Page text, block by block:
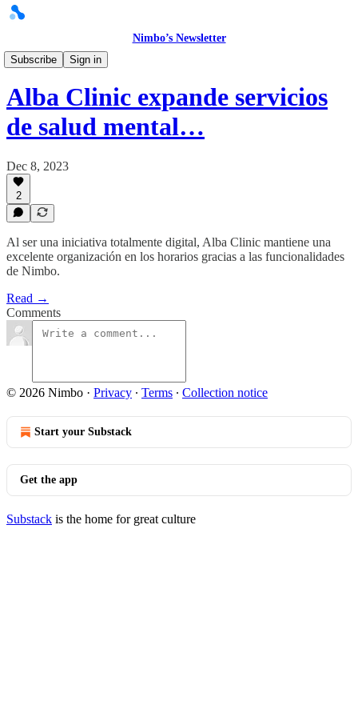
Nimbo’s Newsletter
Subscribe
Sign in
Historias
Alba Clinic expande servicios
de salud mental…
Dec 8, 2023
2
Al ser una iniciativa totalmente digital, Alba Clinic mantiene una
excelente organización en los horarios gracias a las funcionalidades
de Nimbo.
Read →
Comments
© 2026 Nimbo · Privacy ∙ Terms ∙ Collection notice
Start your Substack
Get the app
Substack is the home for great culture